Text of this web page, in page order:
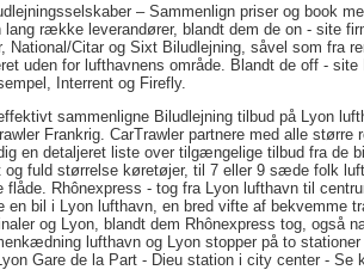
– Sammenlign priser og book
række leverandører, blandt dem de on - site
National/Citar og Sixt Biludlejning, såvel som fra
uden for lufthavnens område. Blandt de off -
Interrent og Firefly.
sammenligne Biludlejning tilbud på Lyon
Frankrig. CarTrawler partnere med alle større
en detaljeret liste over tilgængelige tilbud fra de
og fuld størrelse køretøjer, til 7 eller 9 sæde folk
flåde. Rhônexpress - tog fra Lyon lufthavn til
en bil i Lyon lufthavn, en bred vifte af bekvemme
og Lyon, blandt dem Rhônexpress tog, også
lufthavn og Lyon stopper på to
Gare de la Part - Dieu station i city center - Se